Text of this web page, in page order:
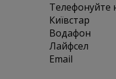
Телефонуйте
Київстар
Водафон
Лайфсел
Email